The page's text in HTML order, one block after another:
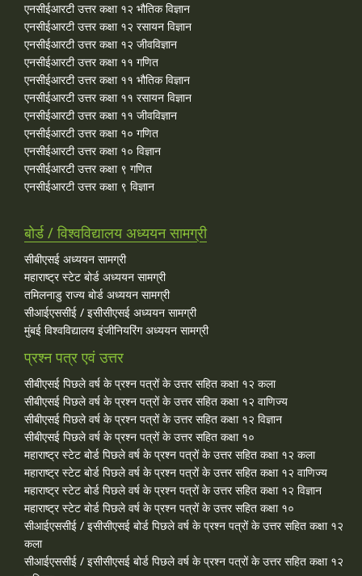
एनसीईआरटी उत्तर कक्षा १२ भौतिक विज्ञान
एनसीईआरटी उत्तर कक्षा १२ रसायन विज्ञान
एनसीईआरटी उत्तर कक्षा १२ जीवविज्ञान
एनसीईआरटी उत्तर कक्षा ११ गणित
एनसीईआरटी उत्तर कक्षा ११ भौतिक विज्ञान
एनसीईआरटी उत्तर कक्षा ११ रसायन विज्ञान
एनसीईआरटी उत्तर कक्षा ११ जीवविज्ञान
एनसीईआरटी उत्तर कक्षा १० गणित
एनसीईआरटी उत्तर कक्षा १० विज्ञान
एनसीईआरटी उत्तर कक्षा ९ गणित
एनसीईआरटी उत्तर कक्षा ९ विज्ञान
बोर्ड / विश्वविद्यालय अध्ययन सामग्री
सीबीएसई अध्ययन सामग्री
महाराष्ट्र स्टेट बोर्ड अध्ययन सामग्री
तमिलनाडु राज्य बोर्ड अध्ययन सामग्री
सीआईएससीई / इसीसीएसई अध्ययन सामग्री
मुंबई विश्वविद्यालय इंजीनियरिंग अध्ययन सामग्री
प्रश्न पत्र एवं उत्तर
सीबीएसई पिछले वर्ष के प्रश्न पत्रों के उत्तर सहित कक्षा १२ कला
सीबीएसई पिछले वर्ष के प्रश्न पत्रों के उत्तर सहित कक्षा १२ वाणिज्य
सीबीएसई पिछले वर्ष के प्रश्न पत्रों के उत्तर सहित कक्षा १२ विज्ञान
सीबीएसई पिछले वर्ष के प्रश्न पत्रों के उत्तर सहित कक्षा १०
महाराष्ट्र स्टेट बोर्ड पिछले वर्ष के प्रश्न पत्रों के उत्तर सहित कक्षा १२ कला
महाराष्ट्र स्टेट बोर्ड पिछले वर्ष के प्रश्न पत्रों के उत्तर सहित कक्षा १२ वाणिज्य
महाराष्ट्र स्टेट बोर्ड पिछले वर्ष के प्रश्न पत्रों के उत्तर सहित कक्षा १२ विज्ञान
महाराष्ट्र स्टेट बोर्ड पिछले वर्ष के प्रश्न पत्रों के उत्तर सहित कक्षा १०
सीआईएससीई / इसीसीएसई बोर्ड पिछले वर्ष के प्रश्न पत्रों के उत्तर सहित कक्षा १२
कला
सीआईएससीई / इसीसीएसई बोर्ड पिछले वर्ष के प्रश्न पत्रों के उत्तर सहित कक्षा १२